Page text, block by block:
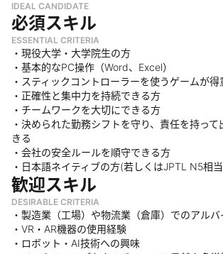
IDEAL CANDIDATE
必須スキル
ESSENTIAL CRITERIA
・現役大学・大学院生の方
・基本的なPC操作（Word、Excel）
・スティックコントローラーを使うゲームが得
・正確性と集中力を持続できる方
・チームワークを大切にできる方
・決められた勤務シフトを守り、責任を持っ
きる
・会社の安全ルールを順守できる方
・日本語ネイティブの方(若しくはJPTL N5相
歓迎スキル
DESIRABLE CRITERIA
・製造業（工場）や物流業（倉庫）でのアル
・VR・AR機器の使用経験
・ロボット・AI技術への興味